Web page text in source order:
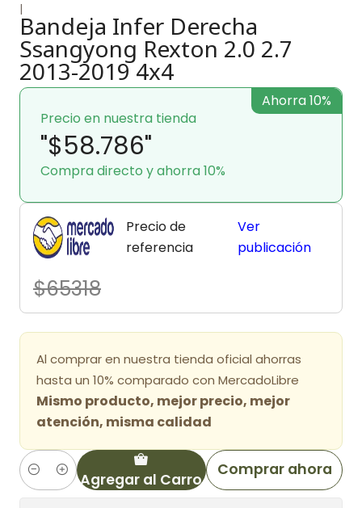
|
Bandeja Infer Derecha
Ssangyong Rexton 2.0 2.7
2013-2019 4x4
Precio en nuestra tienda
"$58.786"
Compra directo y ahorra 10%
Ahorra 10%
Precio de
referencia
$65318
Ver
publicación
Al comprar en nuestra tienda oficial ahorras
hasta un 10% comparado con MercadoLibre
Mismo producto, mejor precio, mejor
atención, misma calidad
Cantidad Agregar al Carro
Comprar ahora